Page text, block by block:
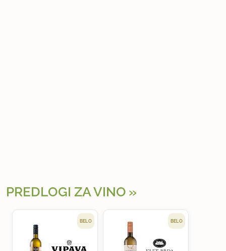
PREDLOGI ZA VINO
BELO BELO